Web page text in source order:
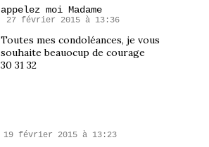
appelez moi Madame
27 février 2015 à 13:36
Toutes mes condoléances, je vous
souhaite beauocup de courage
30 31 32
19 février 2015 à 13:23